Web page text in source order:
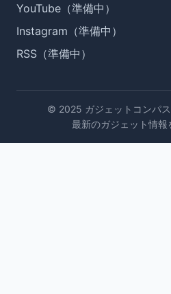
YouTube（準備中）
Instagram（準備中）
RSS（準備中）
© 2025 ガジェットコンパ
最新のガジェット情報